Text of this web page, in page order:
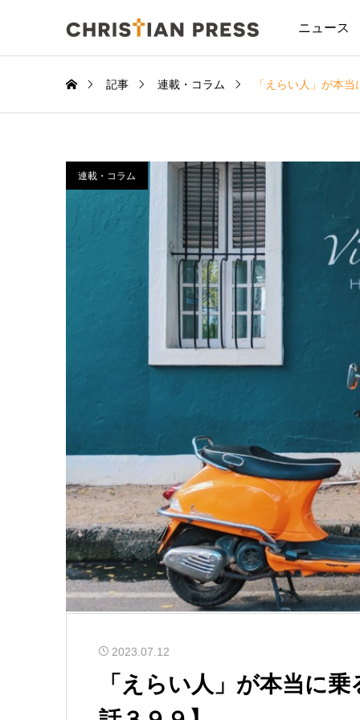
ニュース
記事 連載・コラム 「えらい人」が本
連載・コラム
2023.07.12
「えらい人」が本当に